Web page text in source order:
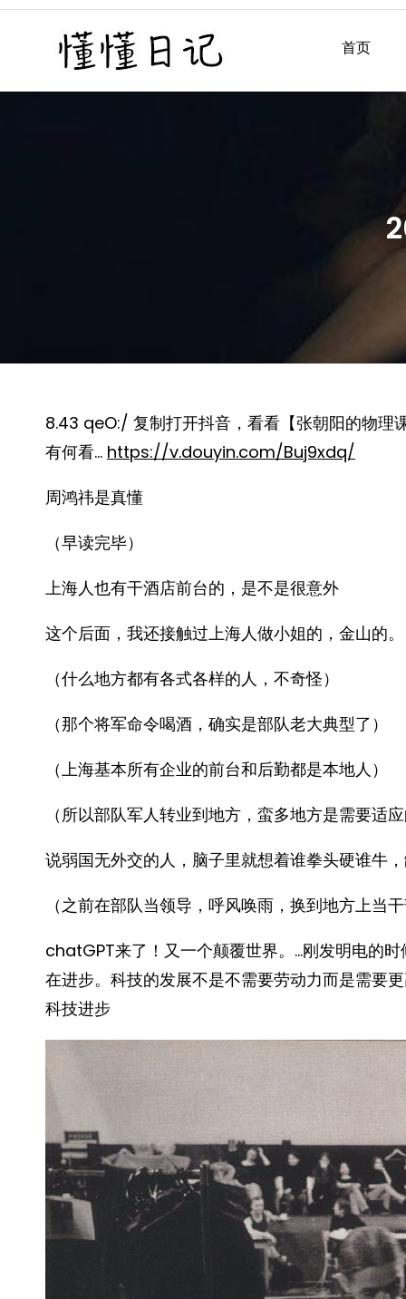
Skip
懂懂日记
懂懂日记网每天同步更新
首页
8.43 qeO:/ 复制打开抖音，看看【张朝阳的物理
有何看… https://v.douyin.com/Buj9xdq/
周鸿祎是真懂
（早读完毕）
上海人也有干酒店前台的，是不是很意外
这个后面，我还接触过上海人做小姐的，金山的。
（什么地方都有各式各样的人，不奇怪）
（那个将军命令喝酒，确实是部队老大典型了）
（上海基本所有企业的前台和后勤都是本地人）
（所以部队军人转业到地方，蛮多地方是需要适
说弱国无外交的人，脑子里就想着谁拳头硬谁牛
（之前在部队当领导，呼风唤雨，换到地方上当
chatGPT来了！又一个颠覆世界。…刚发明电的
在进步。科技的发展不是不需要劳动力而是需要
科技进步